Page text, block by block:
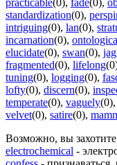
standardization(0),
intriguing(0), lan(0),
incarnation(0),
elucidate(0), swan(0),
fragmented(0), lifelong
tuning(0), logging(0),
lofty(0), discern(0),
temperate(0), vaguely(0),
velvet(0), satire(0),
Возможно, вы
electrochemical -